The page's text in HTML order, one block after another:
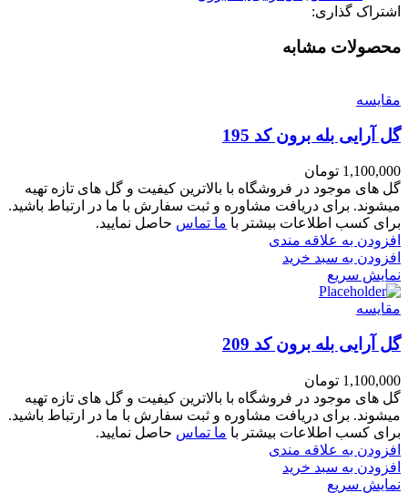
اشتراک گذاری:
محصولات مشابه
مقايسه
گل آرایی بله برون کد 195
1,100,000 تومان
گل های موجود در فروشگاه با بالاترین کیفیت و گل های تازه تهیه
میشوند. برای دریافت مشاوره و ثبت سفارش با ما در ارتباط باشید.
برای کسب اطلاعات بیشتر با ما تماس حاصل نمایید.
افزودن به علاقه مندی
افزودن به سبد خرید
نمایش سریع
مقايسه
گل آرایی بله برون کد 209
1,100,000 تومان
گل های موجود در فروشگاه با بالاترین کیفیت و گل های تازه تهیه
میشوند. برای دریافت مشاوره و ثبت سفارش با ما در ارتباط باشید.
برای کسب اطلاعات بیشتر با ما تماس حاصل نمایید.
افزودن به علاقه مندی
افزودن به سبد خرید
نمایش سریع